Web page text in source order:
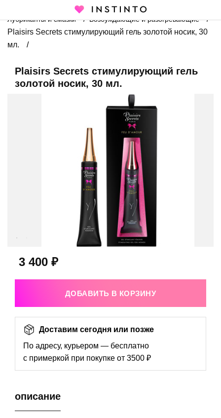
Каталог
Интимная косметика
Лубриканты и смазки
Возбуждающие и разогревающие
Plaisirs Secrets стимулирующий гель золотой носик, 30
мл.
Plaisirs Secrets стимулирующий гель
золотой носик, 30 мл.
3 400 ₽
ДОБАВИТЬ В КОРЗИНУ
Доставим сегодня или позже
По адресу, курьером — бесплатно
с примеркой при покупке от 3500 ₽
описание